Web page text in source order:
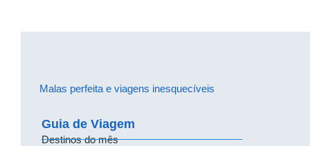
Malas perfeita e viagens inesquecíveis
Guia de Viagem
Destinos do mês